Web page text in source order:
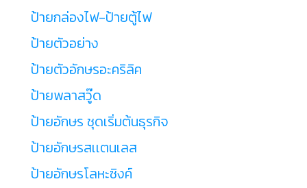
ป้ายกล่องไฟ-ป้ายตู้ไฟ
ป้ายตัวอย่าง
ป้ายตัวอักษรอะคริลิค
ป้ายพลาสวู๊ด
ป้ายอักษร ชุดเริ่มต้นธุรกิจ
ป้ายอักษรสเเตนเลส
ป้ายอักษรโลหะซิงค์